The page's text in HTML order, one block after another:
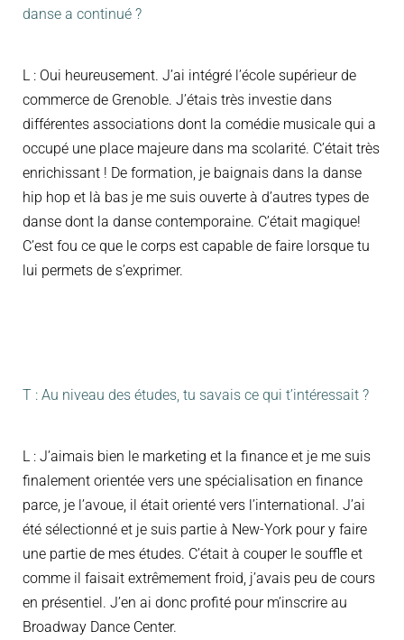
danse a continué ?
L : Oui heureusement. J’ai intégré l’école supérieur de
commerce de Grenoble. J’étais très investie dans
différentes associations dont la comédie musicale qui a
occupé une place majeure dans ma scolarité. C’était très
enrichissant ! De formation, je baignais dans la danse
hip hop et là bas je me suis ouverte à d’autres types de
danse dont la danse contemporaine. C’était magique!
C’est fou ce que le corps est capable de faire lorsque tu
lui permets de s’exprimer.
T : Au niveau des études, tu savais ce qui t’intéressait ?
L : J’aimais bien le marketing et la finance et je me suis
finalement orientée vers une spécialisation en finance
parce, je l’avoue, il était orienté vers l’international. J’ai
été sélectionné et je suis partie à New-York pour y faire
une partie de mes études. C’était à couper le souffle et
comme il faisait extrêmement froid, j’avais peu de cours
en présentiel. J’en ai donc profité pour m’inscrire au
Broadway Dance Center.